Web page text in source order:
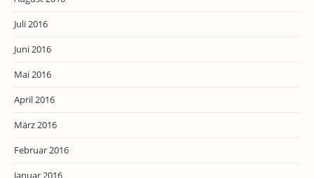
Juli 2016
Juni 2016
Mai 2016
April 2016
März 2016
Februar 2016
Januar 2016